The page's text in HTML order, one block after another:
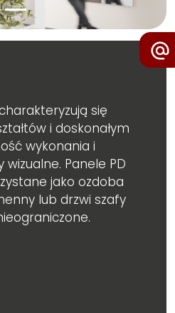
się
i doskonałym
wykonania i
Panele PD
jako ozdoba
lub drzwi szafy